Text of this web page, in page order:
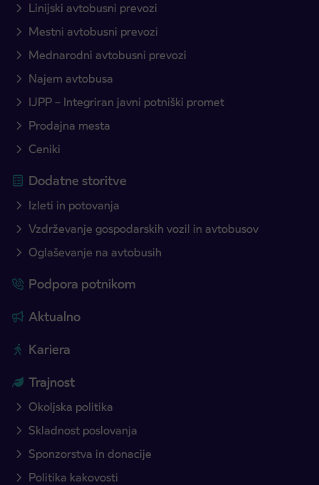
Linijski avtobusni prevozi
Mestni avtobusni prevozi
Mednarodni avtobusni prevozi
Najem avtobusa
IJPP – Integriran javni potniški promet
Prodajna mesta
Ceniki
Dodatne storitve
Izleti in potovanja
Vzdrževanje gospodarskih vozil in avtobusov
Oglaševanje na avtobusih
Podpora potnikom
Aktualno
Kariera
Trajnost
Okoljska politika
Skladnost poslovanja
Sponzorstva in donacije
Politika kakovosti